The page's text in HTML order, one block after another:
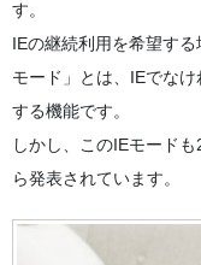
す。
IEの継続利用を希望す
モード」とは、IEでな
する機能です。
しかし、このIEモード
ら発表されています。